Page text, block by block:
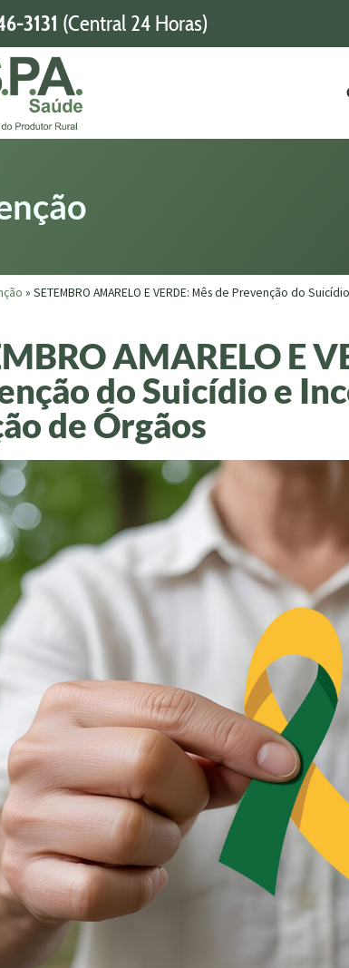
3131 (Central 24 Horas)
» SETEMBRO AMARELO E VERDE: Mês de Prevenção do
AMARELO E
do Suicídio e
de Órgãos